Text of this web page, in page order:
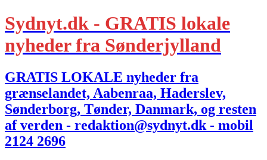
Sydnyt.dk - GRATIS lokale
nyheder fra Sønderjylland
GRATIS LOKALE nyheder fra
grænselandet, Aabenraa, Haderslev,
Sønderborg, Tønder, Danmark, og resten
af verden - redaktion@sydnyt.dk - mobil
2124 2696